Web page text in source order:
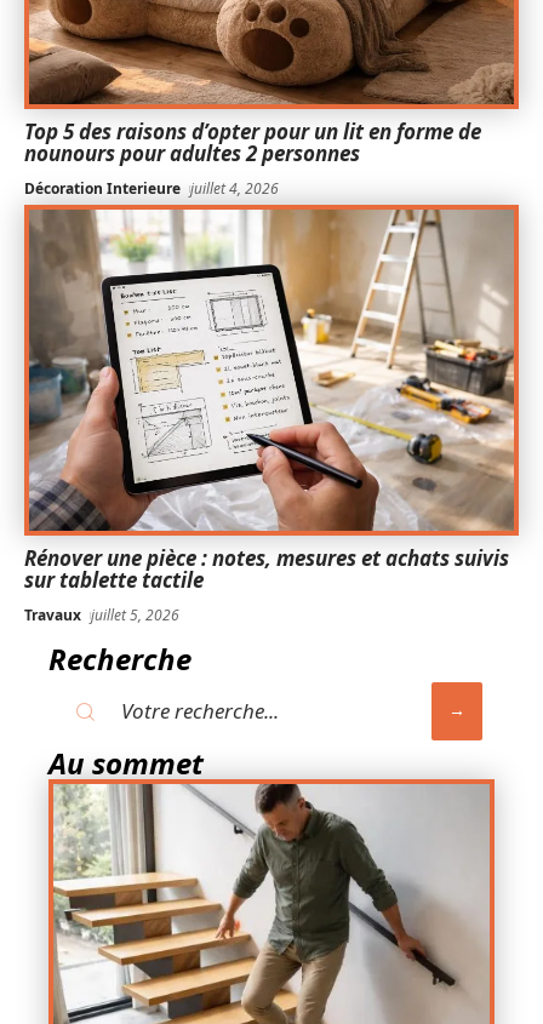
Top 5 des raisons d’opter pour un lit en forme de
nounours pour adultes 2 personnes
Décoration Interieure juillet 4, 2026
Rénover une pièce : notes, mesures et achats suivis
sur tablette tactile
Travaux juillet 5, 2026
Recherche
Au sommet